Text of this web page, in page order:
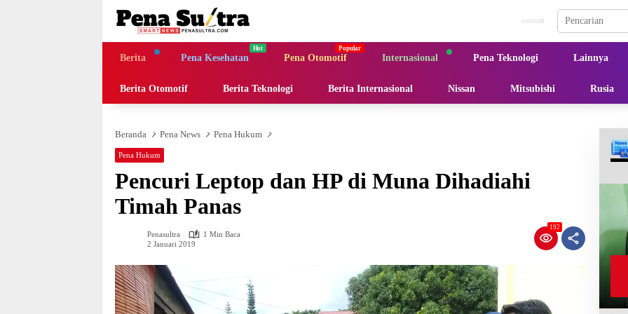
Berita Pena Kesehatan Pena Otomotif Internasional Pena Teknologi Lainnya
Berita Otomotif Berita Teknologi Berita Internasional Nissan Mitsubishi Rusia
Beranda Pena News Pena Hukum
Pena Hukum
Pencuri Leptop dan HP di Muna Dihadiahi
Timah Panas
Penasultra
1 Min Baca
2 Januari 2019
192